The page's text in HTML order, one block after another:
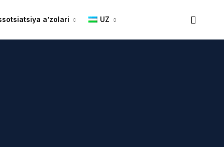
a’zolari UZ